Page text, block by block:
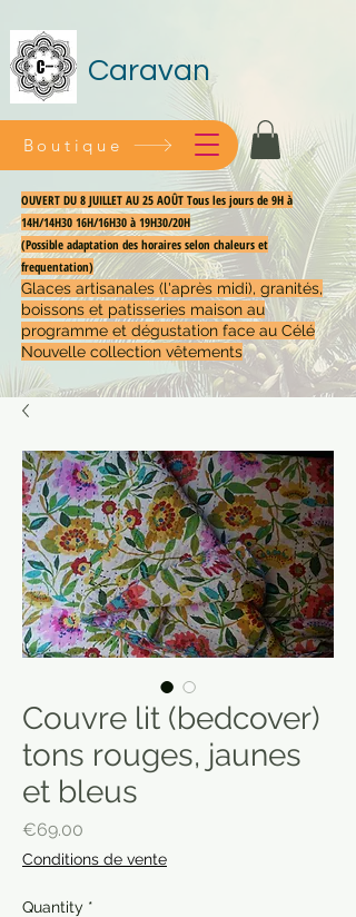
Caravan
OUVERT DU 8 JUILLET AU 25 AOÛT Tous les jours de 9H à
14H/14H30 16H/16H30 à 19H30/20H
(Possible adaptation des horaires selon chaleurs et
frequentation)
Glaces artisanales (l'après midi), granités,
boissons et patisseries maison au
programme et dégustation face au Célé
Nouvelle collection vêtements
Boutique
Couvre lit (bedcover)
tons rouges, jaunes
et bleus
€69.00
Conditions de vente
Quantity *